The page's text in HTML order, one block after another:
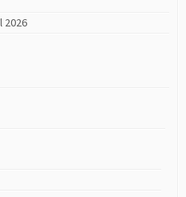
2026